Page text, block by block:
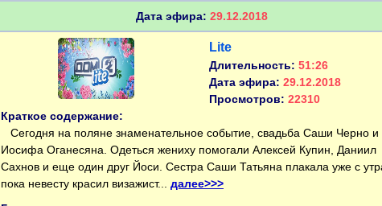
Дата эфира: 29.12.2018
Lite
Длительность: 51:26
Дата эфира: 29.12.2018
Просмотров: 22310
Краткое содержание:
Сегодня на поляне знаменательное событие, свадьба Саши Черно и
Иосифа Оганесяна. Одеться жениху помогали Алексей Купин, Даниил
Сахнов и еще один друг Йоси. Сестра Саши Татьяна плакала уже с
пока невесту красил визажист... далее>>>